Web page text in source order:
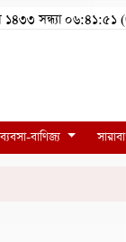
১৪৩৩ সন্ধ্যা
ব্যবসা-বাণিজ্য